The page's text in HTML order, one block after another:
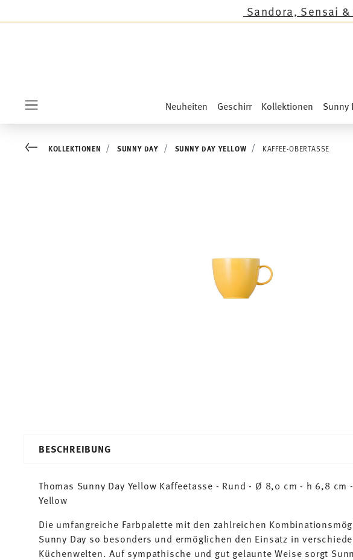
außer auf die Neuheiten Sandora, Sensai & Kids!Shop
Neuheiten Geschirr Kollektionen Sunny
Go backKOLLEKTIONEN SUNNY DAY SUNNY DAY YELLOW KAFFEE-OBERTASSE
BESCHREIBUNG
Thomas Sunny Day Yellow Kaffeetasse - Rund - Ø 8,0 cm - h 6,8 cm
Yellow
Die umfangreiche Farbpalette mit den zahlreichen
Sunny Day so besonders und ermöglichen den Einsatz in
Küchenwelten. Auf sympathische und gut gelaunte Weise sorgt